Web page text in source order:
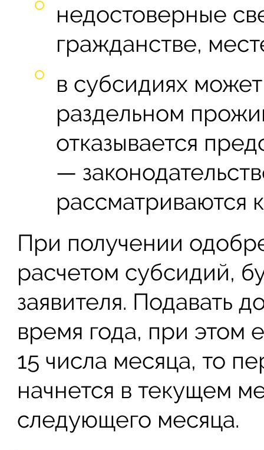
недостоверные
гражданстве,
в субсидиях
раздельном
отказывается
—
рассматриваются
При получении
расчетом субсидий,
заявителя. Подавать
время года, при этом
15 числа месяца, то
начнется в текущем
следующего месяца.